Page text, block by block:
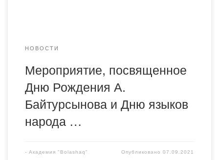
НОВОСТИ
Мероприятие, посвященное
Дню Рождения А.
Байтурсынова и Дню языков
народа …
- Академия "Bolashaq" Опубликовано07.09.2021